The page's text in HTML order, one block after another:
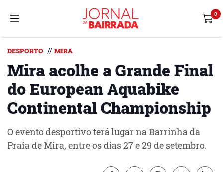
DESPORTO // MIRA
Mira acolhe a Grande Final
do European Aquabike
Continental Championship
O evento desportivo terá lugar na Barrinha da
Praia de Mira, entre os dias 27 e 29 de setembro.